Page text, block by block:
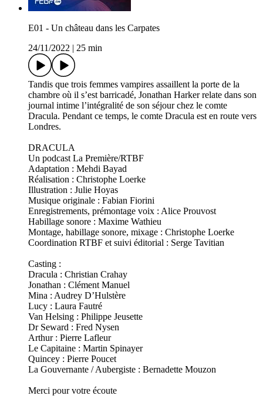
E01 - Un château dans les Carpates
24/11/2022
25 min
Tandis que trois femmes vampires assaillent la porte de la
chambre où il s’est barricadé, Jonathan Harker relate dans son
journal intime l’intégralité de son séjour chez le comte
Dracula. Pendant ce temps, le comte Dracula est en route vers
Londres.
DRACULA
Un podcast La Première/RTBF
Adaptation : Mehdi Bayad
Réalisation : Christophe Loerke
Illustration : Julie Hoyas
Musique originale : Fabian Fiorini
Enregistrements, prémontage voix : Alice Prouvost
Habillage sonore : Maxime Wathieu
Montage, habillage sonore, mixage : Christophe Loerke
Coordination RTBF et suivi éditorial : Serge Tavitian
Casting :
Dracula : Christian Crahay
Jonathan : Clément Manuel
Mina : Audrey D’Hulstère
Lucy : Laura Fautré
Van Helsing : Philippe Jeusette
Dr Seward : Fred Nysen
Arthur : Pierre Lafleur
Le Capitaine : Martin Spinayer
Quincey : Pierre Poucet
La Gouvernante / Aubergiste : Bernadette Mouzon
Merci pour votre écoute